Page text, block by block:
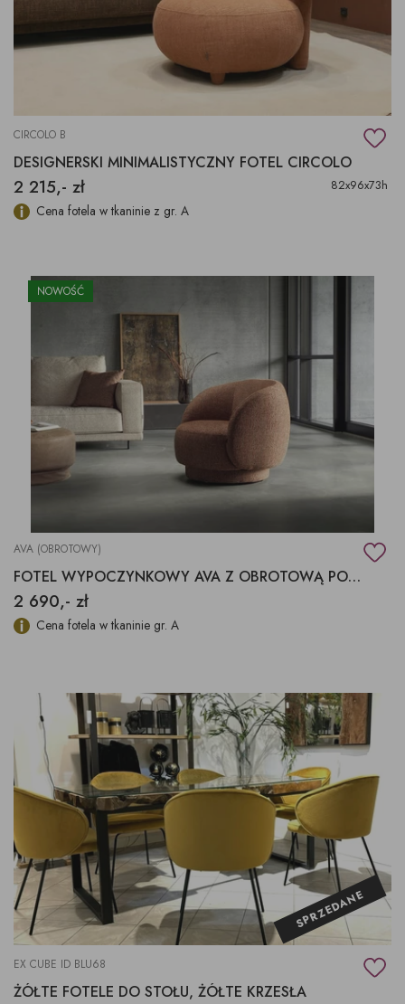
CIRCOLO B
DESIGNERSKI MINIMALISTYCZNY FOTEL CIRCOLO
2 215,- zł 82x96x73h
Cena fotela w tkaninie z gr. A
NOWOŚĆ
AVA (OBROTOWY)
FOTEL WYPOCZYNKOWY AVA Z OBROTOWĄ PODSTAWĄ
2 690,- zł
Cena fotela w tkaninie gr. A
SPRZEDANE
EX CUBE ID BLU68
ŻÓŁTE FOTELE DO STOŁU, ŻÓŁTE KRZESŁA